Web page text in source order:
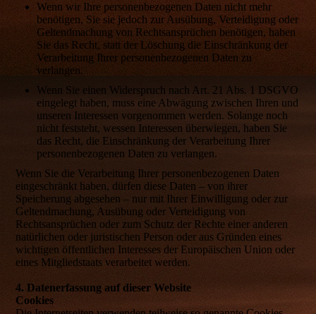
Wenn wir Ihre personenbezogenen Daten nicht mehr
benötigen, Sie sie jedoch zur Ausübung, Verteidigung oder
Geltendmachung von Rechtsansprüchen benötigen, haben
Sie das Recht, statt der Löschung die Einschränkung der
Verarbeitung Ihrer personenbezogenen Daten zu
verlangen.
Wenn Sie einen Widerspruch nach Art. 21 Abs. 1 DSGVO
eingelegt haben, muss eine Abwägung zwischen Ihren und
unseren Interessen vorgenommen werden. Solange noch
nicht feststeht, wessen Interessen überwiegen, haben Sie
das Recht, die Einschränkung der Verarbeitung Ihrer
personenbezogenen Daten zu verlangen.
Wenn Sie die Verarbeitung Ihrer personenbezogenen Daten
eingeschränkt haben, dürfen diese Daten – von ihrer
Speicherung abgesehen – nur mit Ihrer Einwilligung oder zur
Geltendmachung, Ausübung oder Verteidigung von
Rechtsansprüchen oder zum Schutz der Rechte einer anderen
natürlichen oder juristischen Person oder aus Gründen eines
wichtigen öffentlichen Interesses der Europäischen Union oder
eines Mitgliedstaats verarbeitet werden.
4. Datenerfassung auf dieser Website
Cookies